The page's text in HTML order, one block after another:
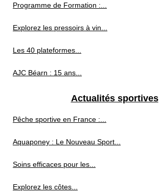
Programme de Formation :...
Explorez les pressoirs à vin...
Les 40 plateformes...
AJC Béarn : 15 ans...
Actualités sportives
Pêche sportive en France :...
Aquaponey : Le Nouveau Sport...
Soins efficaces pour les...
Explorez les côtes...